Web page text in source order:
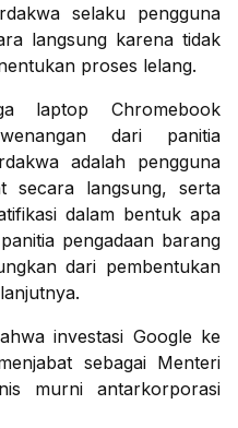
selaku pengguna
langsung karena tidak
proses lelang.
laptop Chromebook
dari panitia
adalah pengguna
secara langsung, serta
dalam bentuk apa
pengadaan barang
dari pembentukan
investasi Google ke
sebagai Menteri
murni antarkorporasi